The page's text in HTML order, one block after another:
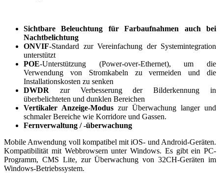
Sichtbare Beleuchtung für Farbaufnahmen auch bei
Nachtbelichtung
ONVIF-Standard zur Vereinfachung der Systemintegration
unterstützt
POE-Unterstützung (Power-over-Ethernet), um die
Verwendung von Stromkabeln zu vermeiden und die
Installationskosten zu senken
DWDR zur Verbesserung der Bilderkennung in
überbelichteten und dunklen Bereichen
Vertikaler Anzeige-Modus zur Überwachung langer und
schmaler Bereiche wie Korridore und Gassen.
Fernverwaltung / -überwachung
Mobile Anwendung voll kompatibel mit iOS- und Android-Geräten.
Kompatibilität mit Webbrowsern unter Windows. Es gibt ein PC-
Programm, CMS Lite, zur Überwachung von 32CH-Geräten im
Windows-Betriebssystem.